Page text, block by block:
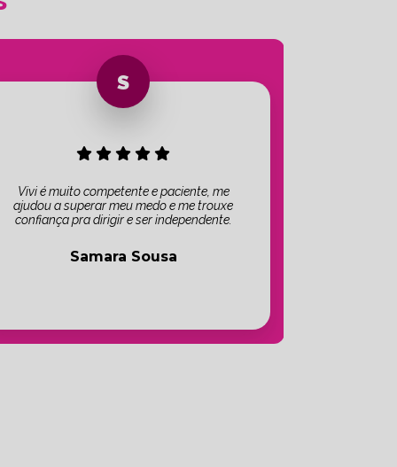
Vivi é muito competente e paciente, me
ajudou a superar meu medo e me trouxe
confiança pra dirigir e ser independente.
Samara Sousa